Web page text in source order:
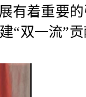
有着重要的
“双一流”